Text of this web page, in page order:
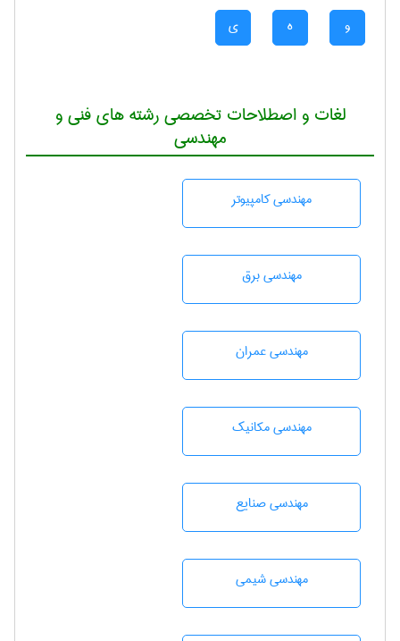
و ه ی
لغات و اصطلاحات تخصصی رشته های فنی و
مهندسی
مهندسی كامپيوتر
مهندسی برق
مهندسی عمران
مهندسی مکانیک
مهندسی صنايع
مهندسي شيمی